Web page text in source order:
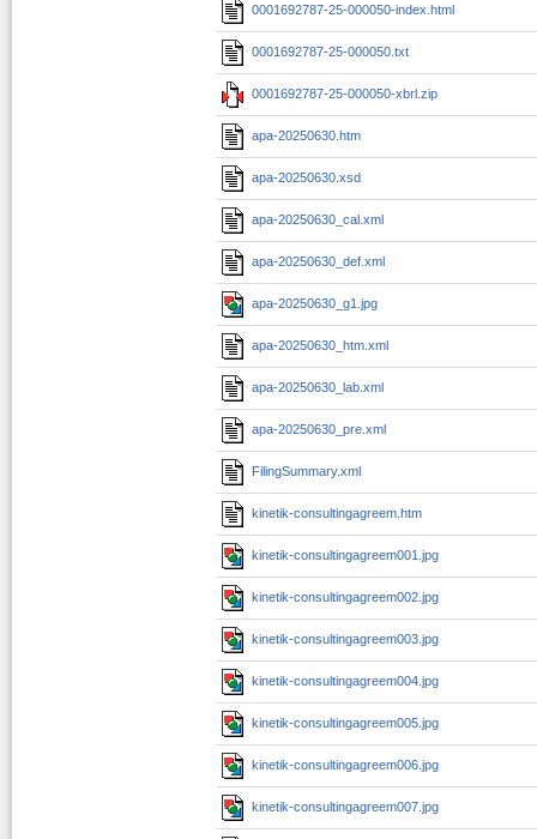
0001692787-25-000050-index.html
0001692787-25-000050.txt
0001692787-25-000050-xbrl.zip
apa-20250630.htm
apa-20250630.xsd
apa-20250630_cal.xml
apa-20250630_def.xml
apa-20250630_g1.jpg
apa-20250630_htm.xml
apa-20250630_lab.xml
apa-20250630_pre.xml
FilingSummary.xml
kinetik-consultingagreem.htm
kinetik-consultingagreem001.jpg
kinetik-consultingagreem002.jpg
kinetik-consultingagreem003.jpg
kinetik-consultingagreem004.jpg
kinetik-consultingagreem005.jpg
kinetik-consultingagreem006.jpg
kinetik-consultingagreem007.jpg